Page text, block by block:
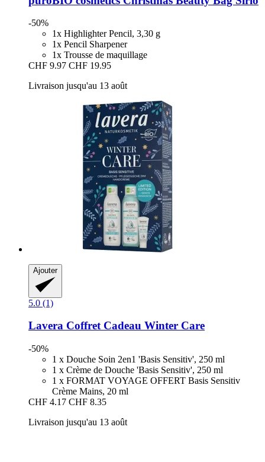
-50%
1x Highlighter Pencil, 3,30 g
1x Pencil Sharpener
1x Trousse de maquillage
CHF 9.97 CHF 19.95
Livraison jusqu'au 13 août
Ajouter
5.0 (1)
Lavera Coffret Cadeau Winter Care
-50%
1 x Douche Soin 2en1 'Basis Sensitiv', 250 ml
1 x Crème de Douche 'Basis Sensitiv', 250 ml
1 x FORMAT VOYAGE OFFERT Basis Sensitiv
Crème Mains, 20 ml
CHF 4.17 CHF 8.35
Livraison jusqu'au 13 août